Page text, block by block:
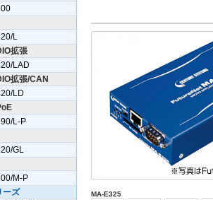
MA-E325
L
拡張
LAD
拡張/CAN
LD
L-P
GL
M-P
ーズ